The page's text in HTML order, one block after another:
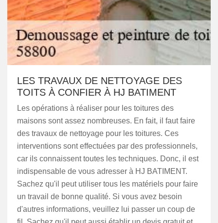
LES TRAVAUX DE NETTOYAGE DES
TOITS À CONFIER À HJ BATIMENT
Les opérations à réaliser pour les toitures des
maisons sont assez nombreuses. En fait, il faut faire
des travaux de nettoyage pour les toitures. Ces
interventions sont effectuées par des professionnels,
car ils connaissent toutes les techniques. Donc, il est
indispensable de vous adresser à HJ BATIMENT.
Sachez qu'il peut utiliser tous les matériels pour faire
un travail de bonne qualité. Si vous avez besoin
d'autres informations, veuillez lui passer un coup de